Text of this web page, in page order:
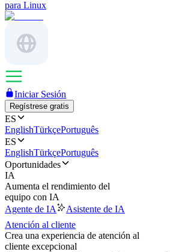
para Linux
Iniciar Sesión
Regístrese gratis
ES
EnglishTürkçePortuguês
ES
EnglishTürkçePortuguês
Oportunidades
IA
Aumenta el rendimiento del
equipo con IA
Agente de IA
Asistente de IA
Atención al cliente
Crea una experiencia de atención al
cliente excepcional